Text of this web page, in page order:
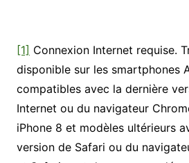
[1] Connexion Internet requise.
disponible sur les smartphones
compatibles avec la dernière
Internet ou du navigateur
iPhone 8 et modèles ultérieurs
version de Safari ou du